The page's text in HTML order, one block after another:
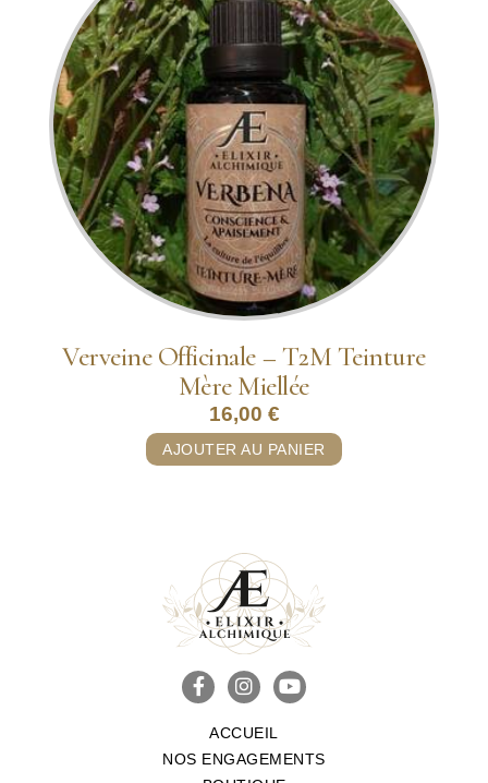
Verveine Officinale – T2M Teinture
Mère Miellée
16,00 €
AJOUTER AU PANIER
ACCUEIL
NOS ENGAGEMENTS